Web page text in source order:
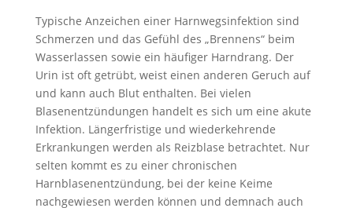
Typische Anzeichen einer Harnwegsinfektion sind
Schmerzen und das Gefühl des „Brennens“ beim
Wasserlassen sowie ein häufiger Harndrang. Der
Urin ist oft getrübt, weist einen anderen Geruch auf
und kann auch Blut enthalten. Bei vielen
Blasenentzündungen handelt es sich um eine akute
Infektion. Längerfristige und wiederkehrende
Erkrankungen werden als Reizblase betrachtet. Nur
selten kommt es zu einer chronischen
Harnblasenentzündung, bei der keine Keime
nachgewiesen werden können und demnach auch